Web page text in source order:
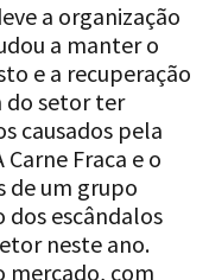
a organização
a manter o
e a recuperação
do setor ter
causados pela
Fraca e o
de um grupo
escândalos
neste ano.
mercado, com